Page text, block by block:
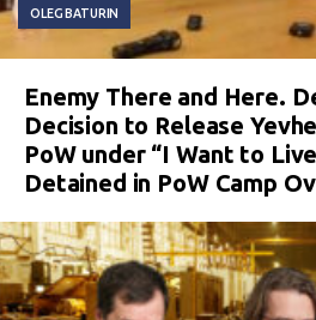
OLEG BATURIN
Enemy There and Here.
Decision to Release
PoW under “I Want to
Detained in PoW Camp